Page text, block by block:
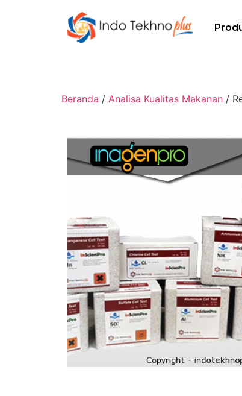
Beranda / Analisa Kualitas Makanan /